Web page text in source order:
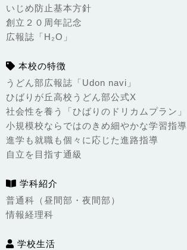
いじめ防止基本方針
創立２０周年記念
広報誌「H₂O」
本校の特徴
うどん部広報誌「Udon navi」
ひばりが丘高校うどん部公式X
社会性を養う「ひばりのドリカムプラン」
小規模校ならではのきめ細やかな学習指導
進学も就職も個々に応じた進路指導
自立を目指す通級
学科紹介
普通科（昼間部・夜間部）
情報経理科
学校生活